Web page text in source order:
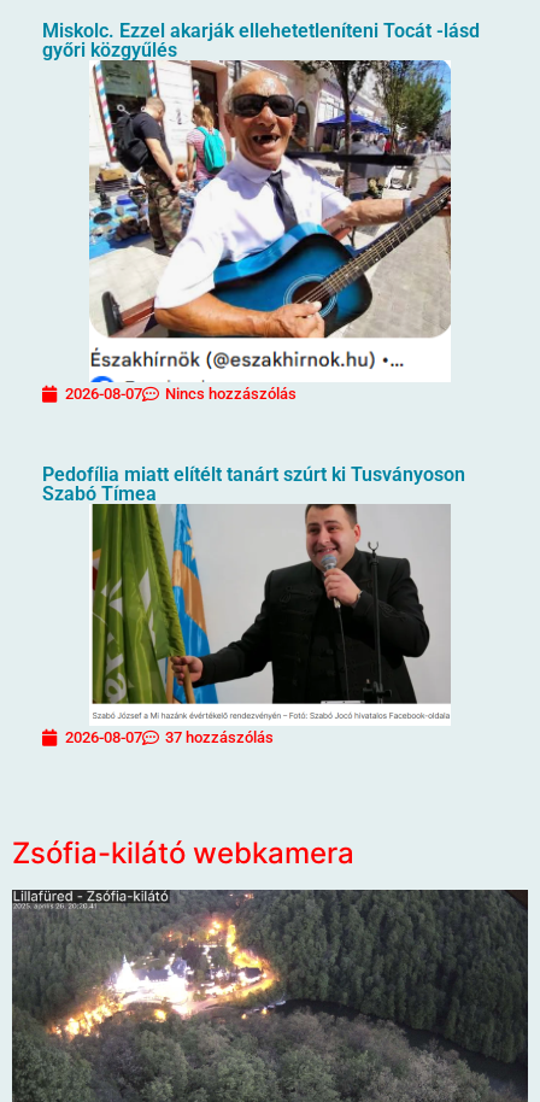
Miskolc. Ezzel akarják ellehetetleníteni Tocát -lásd
győri közgyűlés
2026-08-07 Nincs hozzászólás
Pedofília miatt elítélt tanárt szúrt ki Tusványoson
Szabó Tímea
2026-08-07 37 hozzászólás
Zsófia-kilátó webkamera